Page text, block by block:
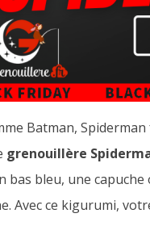
Batman,
grenouillère
bas bleu, une capuche
Avec ce kigurumi,